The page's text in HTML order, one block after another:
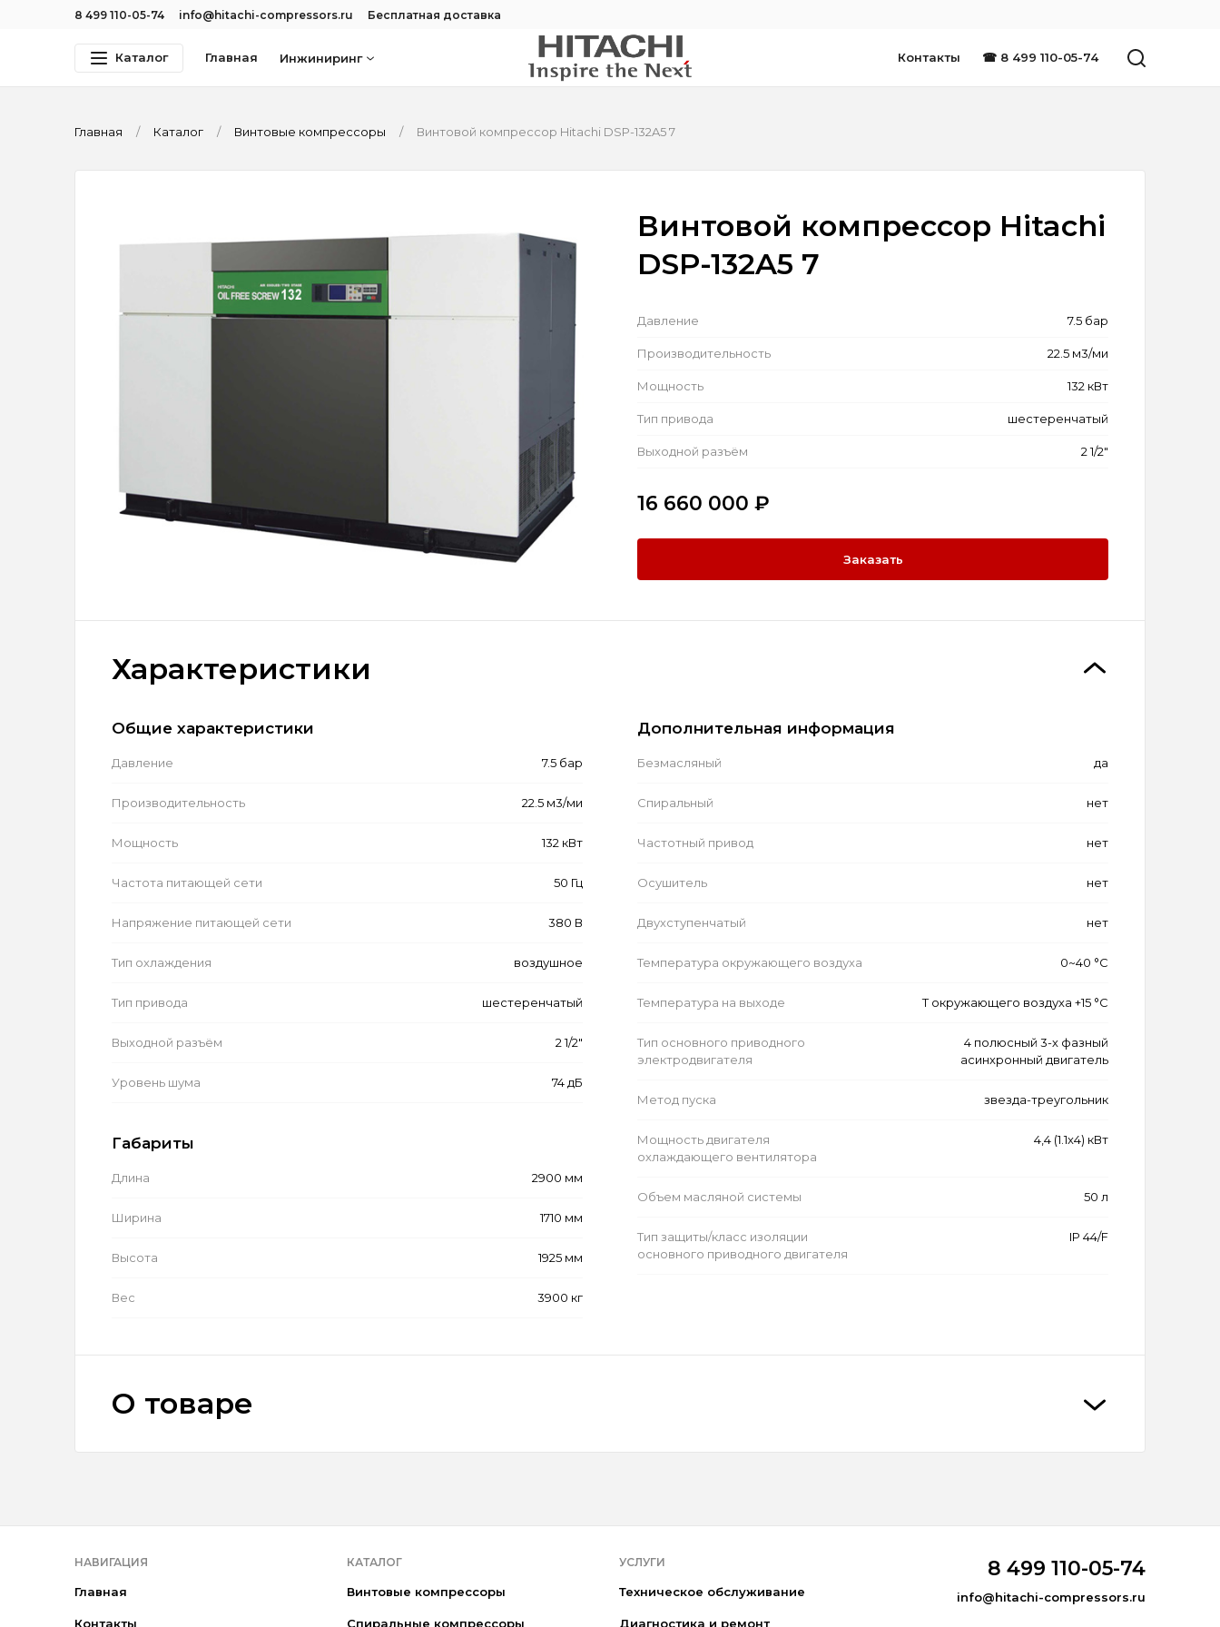
8 499 110-05-74 info@hitachi-compressors.ru Бесплатная доставка
Каталог Главная Инжиниринг Контакты ☎ 8 499 110-05-74
Главная Каталог Винтовые компрессоры Винтовой компрессор Hitachi DSP-132A5 7
Винтовой компрессор Hitachi
DSP-132A5 7
Давление 7.5 бар
Производительность 22.5 м3/ми
Мощность 132 кВт
Тип привода шестеренчатый
Выходной разъём 2 1/2"
16 660 000 ₽
Заказать
Характеристики
Общие характеристики
Давление 7.5 бар
Производительность 22.5 м3/ми
Мощность 132 кВт
Частота питающей сети 50 Гц
Напряжение питающей сети 380 В
Тип охлаждения воздушное
Тип привода шестеренчатый
Выходной разъём 2 1/2"
Уровень шума 74 дБ
Дополнительная информация
Безмасляный да
Спиральный нет
Частотный привод нет
Осушитель нет
Двухступенчатый нет
Температура окружающего воздуха 0~40 °C
Температура на выходе Т окружающего воздуха +15 °C
Тип основного приводного
электродвигателя
4 полюсный 3-х фазный
асинхронный двигатель
Метод пуска звезда-треугольник
Мощность двигателя
охлаждающего вентилятора
4,4 (1.1x4) кВт
Объем масляной системы 50 л
Тип защиты/класс изоляции
основного приводного двигателя
IP 44/F
Габариты
Длина 2900 мм
Ширина 1710 мм
Высота 1925 мм
Вес 3900 кг
О товаре
НАВИГАЦИЯ
Главная
Контакты
КАТАЛОГ
Винтовые компрессоры
Спиральные компрессоры
УСЛУГИ
Техническое обслуживание
Диагностика и ремонт
8 499 110-05-74
info@hitachi-compressors.ru